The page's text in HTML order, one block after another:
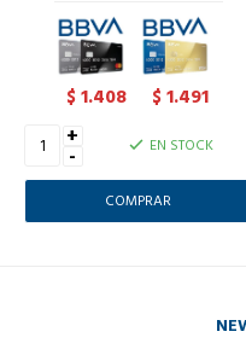
$1.408 $1.491
+
- EN STOCK